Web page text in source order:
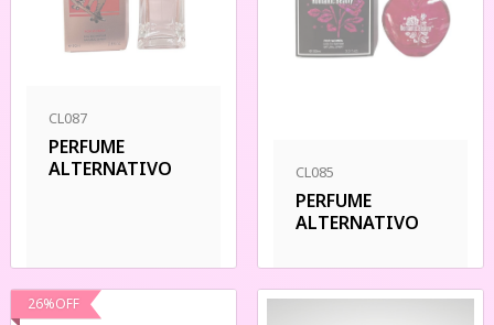
CL087
PERFUME
ALTERNATIVO
CL085
PERFUME
ALTERNATIVO
26%OFF